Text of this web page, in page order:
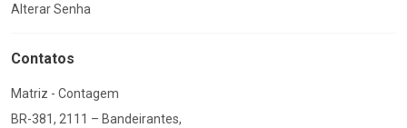
Alterar Senha
Contatos
Matriz - Contagem
BR-381, 2111 – Bandeirantes,